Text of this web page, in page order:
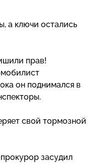
а ключи остались
прав!
он поднимался в
свой тормозной
засудил